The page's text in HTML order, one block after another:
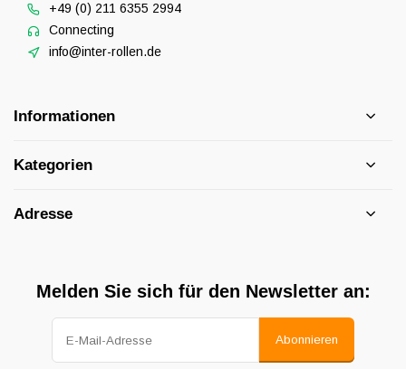
+49 (0) 211 6355 2994
Connecting
info@inter-rollen.de
Informationen
Kategorien
Adresse
Melden Sie sich für den Newsletter an:
Abonnieren